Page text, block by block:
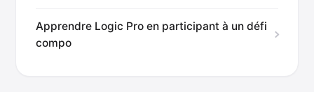
Apprendre Logic Pro en participant à un défi
compo